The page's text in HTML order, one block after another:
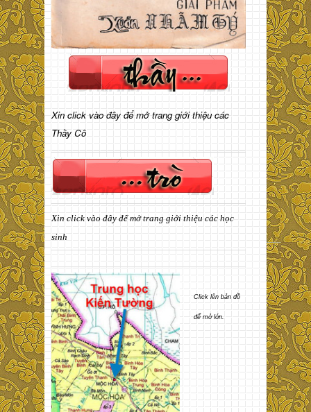
Xin click vào đây để mở trang giới thiệu các
Thầy Cô
Xin click vào đây để mở trang giới thiệu các học
sinh
Click lên bản đồ
để mở lớn.